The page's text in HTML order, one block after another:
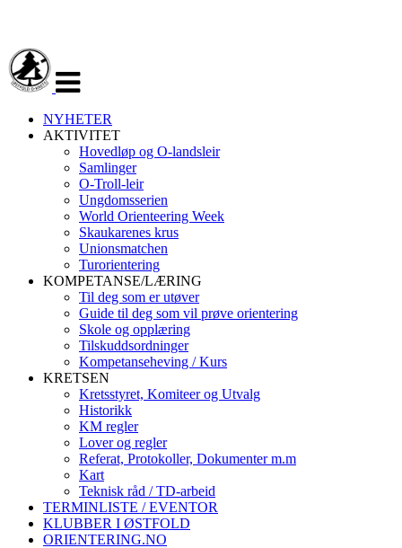
navigasjon
NYHETER
AKTIVITET
Hovedløp og O-landsleir
Samlinger
O-Troll-leir
Ungdomsserien
World Orienteering Week
Skaukarenes krus
Unionsmatchen
Turorientering
KOMPETANSE/LÆRING
Til deg som er utøver
Guide til deg som vil prøve orientering
Skole og opplæring
Tilskuddsordninger
Kompetanseheving / Kurs
KRETSEN
Kretsstyret, Komiteer og Utvalg
Historikk
KM regler
Lover og regler
Referat, Protokoller, Dokumenter m.m
Kart
Teknisk råd / TD-arbeid
TERMINLISTE / EVENTOR
KLUBBER I ØSTFOLD
ORIENTERING.NO